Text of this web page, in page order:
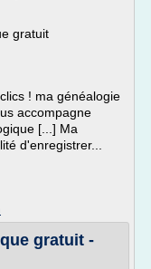
gratuit
! ma généalogie
accompagne
[...] Ma
d'enregistrer...
gratuit -